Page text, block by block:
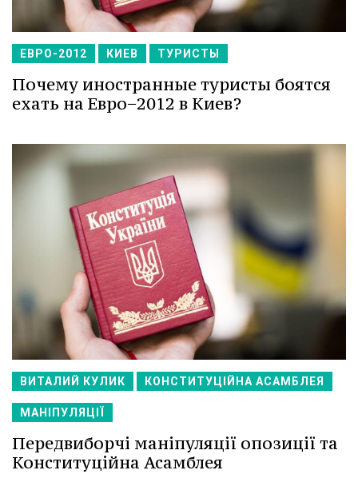
ЕВРО-2012 КИЕВ ТУРИСТЫ
Почему иностранные туристы боятся
ехать на Евро−2012 в Киев?
ВИТАЛИЙ КУЛИК КОНСТИТУЦІЙНА АСАМБЛЕЯ
МАНІПУЛЯЦІЇ
Передвиборчі маніпуляції опозиції та
Конституційна Асамблея